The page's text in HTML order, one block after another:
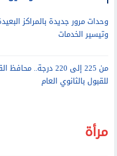
وحدات مرور جديدة بالمراكز
وتيسير الخدمات
من 225 إلى 220
للقبول بالثانوي العام
مرأة